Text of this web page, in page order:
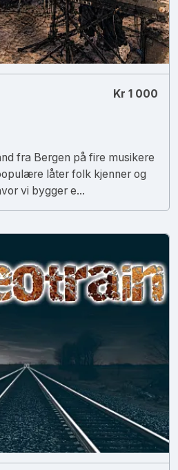
Kr 1 000
fra Bergen på fire musikere
låter folk kjenner og
vi bygger e...